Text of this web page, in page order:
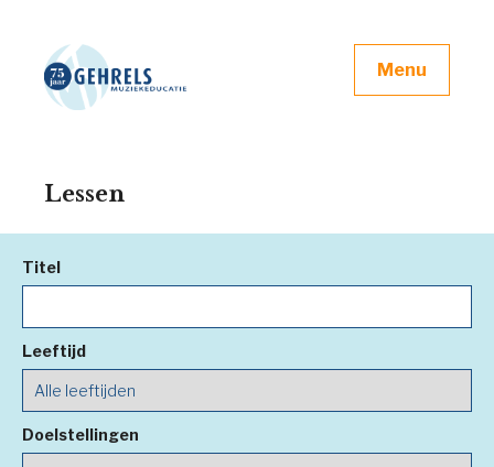
Menu
Lessen
Titel
Leeftijd
Doelstellingen